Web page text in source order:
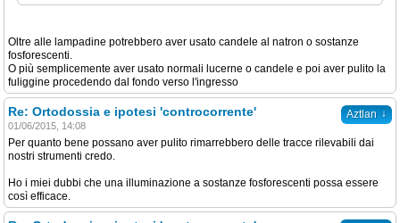
Oltre alle lampadine potrebbero aver usato candele al natron o sostanze
fosforescenti.
O più semplicemente aver usato normali lucerne o candele e poi aver pulito la
fuliggine procedendo dal fondo verso l'ingresso
Aztlan ↓
Re: Ortodossia e ipotesi 'controcorrente'
01/06/2015, 14:08
Per quanto bene possano aver pulito rimarrebbero delle tracce rilevabili dai
nostri strumenti credo.
Ho i miei dubbi che una illuminazione a sostanze fosforescenti possa essere
così efficace.